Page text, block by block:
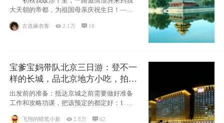
大天朝的帝都，为祖国母亲庆祝生日！——
古道麻衣客 2.1万  18
宝爹宝妈带队北京三日游：登不一
样的长城，品北京地方小吃，拍盘
古七星夜景！
出发前的准备：抵达京城之前需要做好准备
工作和攻略功课，把该预定的都定好：1. 酒
飞翔的蜡笔小新 2.8万 62